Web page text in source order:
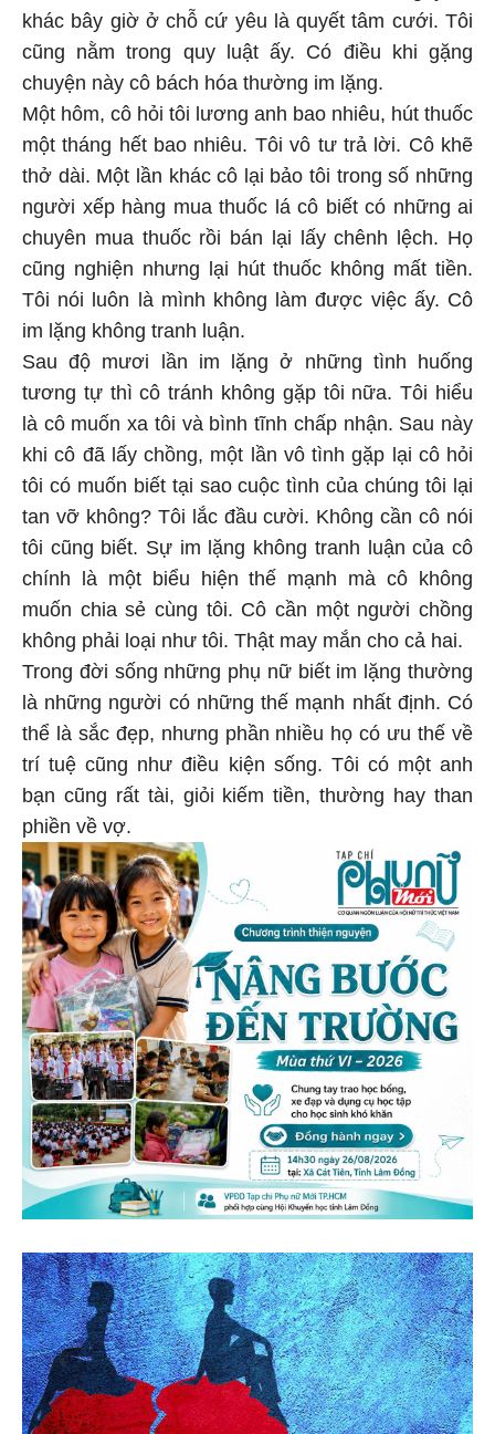
khác bây giờ ở chỗ cứ yêu là quyết tâm cưới. Tôi
cũng nằm trong quy luật ấy. Có điều khi gặng
chuyện này cô bách hóa thường im lặng.
Một hôm, cô hỏi tôi lương anh bao nhiêu, hút thuốc
một tháng hết bao nhiêu. Tôi vô tư trả lời. Cô khẽ
thở dài. Một lần khác cô lại bảo tôi trong số những
người xếp hàng mua thuốc lá cô biết có những ai
chuyên mua thuốc rồi bán lại lấy chênh lệch. Họ
cũng nghiện nhưng lại hút thuốc không mất tiền.
Tôi nói luôn là mình không làm được việc ấy. Cô
im lặng không tranh luận.
Sau độ mươi lần im lặng ở những tình huống
tương tự thì cô tránh không gặp tôi nữa. Tôi hiểu
là cô muốn xa tôi và bình tĩnh chấp nhận. Sau này
khi cô đã lấy chồng, một lần vô tình gặp lại cô hỏi
tôi có muốn biết tại sao cuộc tình của chúng tôi lại
tan vỡ không? Tôi lắc đầu cười. Không cần cô nói
tôi cũng biết. Sự im lặng không tranh luận của cô
chính là một biểu hiện thế mạnh mà cô không
muốn chia sẻ cùng tôi. Cô cần một người chồng
không phải loại như tôi. Thật may mắn cho cả hai.
Trong đời sống những phụ nữ biết im lặng thường
là những người có những thế mạnh nhất định. Có
thể là sắc đẹp, nhưng phần nhiều họ có ưu thế về
trí tuệ cũng như điều kiện sống. Tôi có một anh
bạn cũng rất tài, giỏi kiếm tiền, thường hay than
phiền về vợ.